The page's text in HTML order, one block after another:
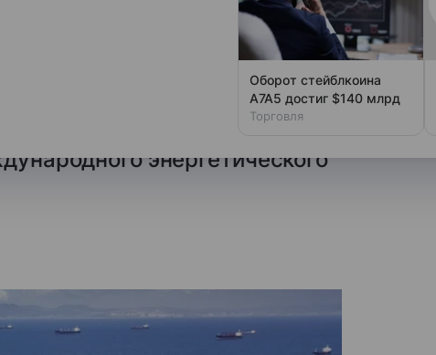
нефтепродуктов в июле
месяцем на 7% или
цен — до 14,32 млрд
энергетического
Оборот стейблкоина
А7А5 достиг $140 млрд
Торговля